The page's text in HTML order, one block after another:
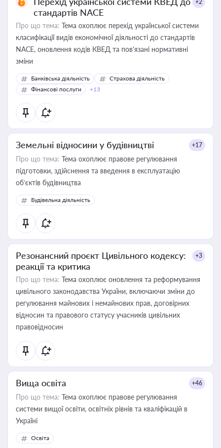
стандартів NACE
+2
Про що тема: Тема охоплює перехід української системи
класифікації видів економічної діяльності до стандартів
NACE, оновлення кодів КВЕД та пов'язані нормативні
зміни
Банківська діяльність
Страхова діяльність
Фінансові послуги
+13
Земельні відносини у будівництві +17
Про що тема: Тема охоплює правове регулювання
підготовки, здійснення та введення в експлуатацію
об’єктів будівництва
Будівельна діяльність
Резонансний проєкт Цивільного кодексу:
реакції та критика
+3
Про що тема: Тема охоплює оновлення та реформування
цивільного законодавства України, включаючи зміни до
регулювання майнових і немайнових прав, договірних
відносин та правового статусу учасників цивільних
правовідносин
Вища освіта +46
Про що тема: Тема охоплює правове регулювання
системи вищої освіти, освітніх рівнів та кваліфікацій в
Україні
Освіта